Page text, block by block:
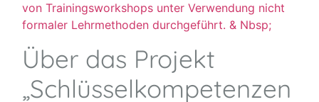
von Trainingsworkshops unter Verwendung nicht
formaler Lehrmethoden durchgeführt. & Nbsp;
Über das Projekt
„Schlüsselkompetenzen